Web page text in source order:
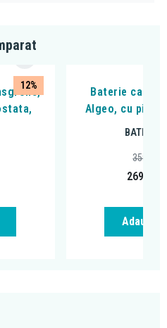
12%
Baterie cada -
Algeo, cu pipa
BATERII
269,00
359,99
Adauga